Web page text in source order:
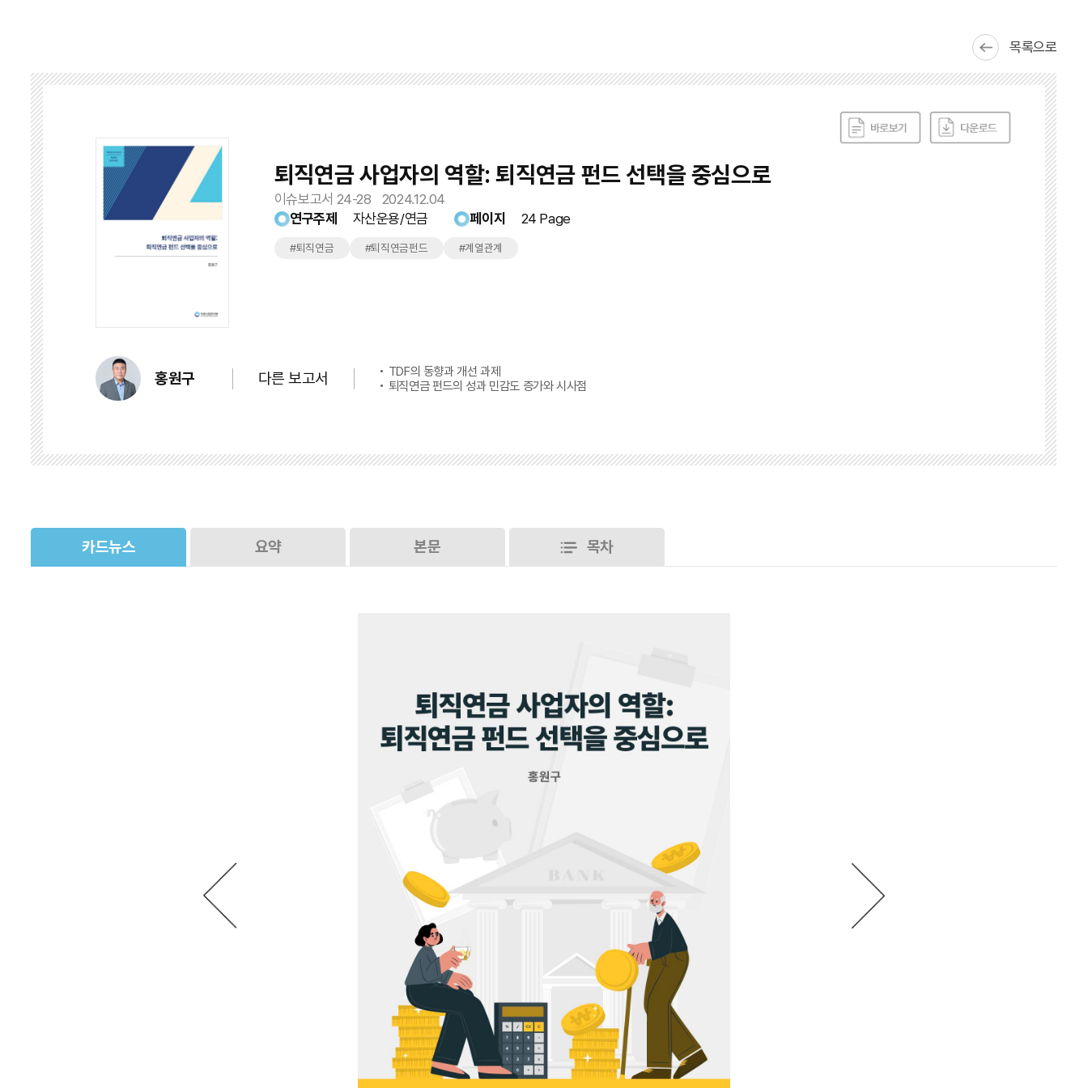
목록으로
퇴직연금 사업자의 역할: 퇴직연금 펀드 선택을 중심으로
이슈보고서 24-28
2024.12.04
연구주제
자산운용/연금 페이지 24 Page
#퇴직연금 #퇴직연금펀드 #계열관계
홍원구 다른 보고서
TDF의 동향과 개선 과제
퇴직연금 펀드의 성과 민감도 증가와 시사점
카드뉴스 요약 본문 목차